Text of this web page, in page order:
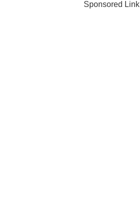
Sponsored Link